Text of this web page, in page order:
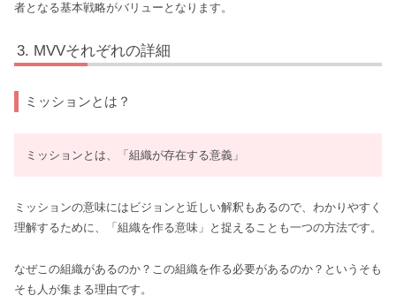
者となる基本戦略がバリューとなります。
MVVそれぞれの詳細
ミッションとは？
ミッションとは、「組織が存在する意義」
ミッションの意味にはビジョンと近しい解釈もあるので、わかりやすく
理解するために、「組織を作る意味」と捉えることも一つの方法です。
なぜこの組織があるのか？この組織を作る必要があるのか？というそも
そも人が集まる理由です。